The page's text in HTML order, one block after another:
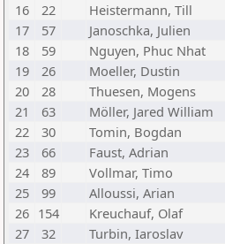
16
22 Heistermann, Till
17
57 Janoschka, Julien
18
59 Nguyen, Phuc Nhat
19
26 Moeller, Dustin
20
28 Thuesen, Mogens
21
63 Möller, Jared William
22
30 Tomin, Bogdan
23
66 Faust, Adrian
24
89 Vollmar, Timo
25
99 Alloussi, Arian
26 154 Kreuchauf, Olaf
27
32 Turbin, Iaroslav